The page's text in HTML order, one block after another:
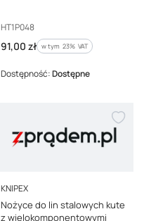
Kod producenta
HT1P048
Cena brutto
91,00 zł w tym %s VAT
w tym 23% VAT
Dostępność:Dostępne
PRODUCENT
KNIPEX
Nożyce do lin stalowych kute
z wielokomponentowymi